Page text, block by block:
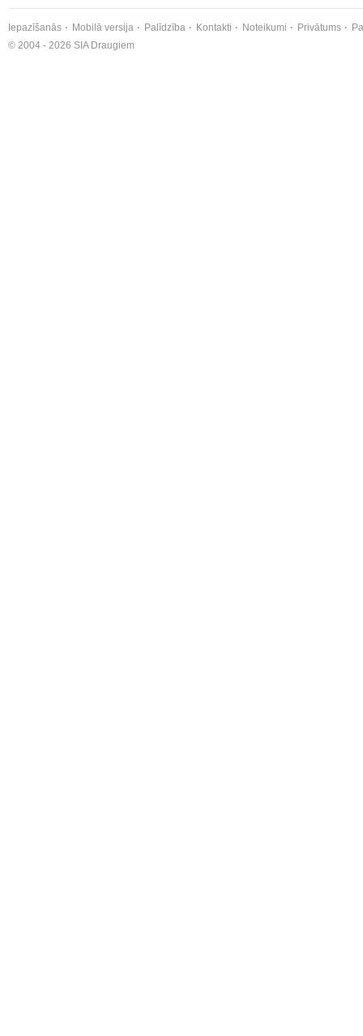
Iepazīšanās Mobilā versija Palīdzība Kontakti Noteikumi Privātums
© 2004 - 2026 SIA Draugiem